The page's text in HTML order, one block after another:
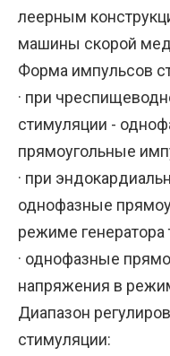
леерным
машины скорой
Форма импульсов
· при
стимуляции -
прямоугольные
· при
однофазные
режиме генератора
· однофазные
напряжения в
Диапазон
стимуляции: